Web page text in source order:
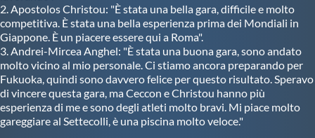
2. Apostolos Christou: "È stata una bella gara, difficile e molto
competitiva. È stata una bella esperienza prima dei Mondiali in
Giappone. È un piacere essere qui a Roma".
3. Andrei-Mircea Anghel: "È stata una buona gara, sono andato
molto vicino al mio personale. Ci stiamo ancora preparando per
Fukuoka, quindi sono davvero felice per questo risultato. Speravo
di vincere questa gara, ma Ceccon e Christou hanno più
esperienza di me e sono degli atleti molto bravi. Mi piace molto
gareggiare al Settecolli, è una piscina molto veloce."